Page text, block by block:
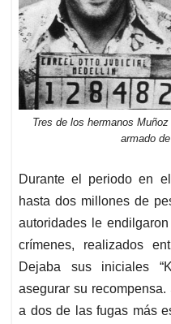
Tres de los hermanos
armado
Durante el periodo en
hasta dos millones de
autoridades le endilgaron
crímenes, realizados
Dejaba sus iniciales
asegurar su
a dos de las fugas más